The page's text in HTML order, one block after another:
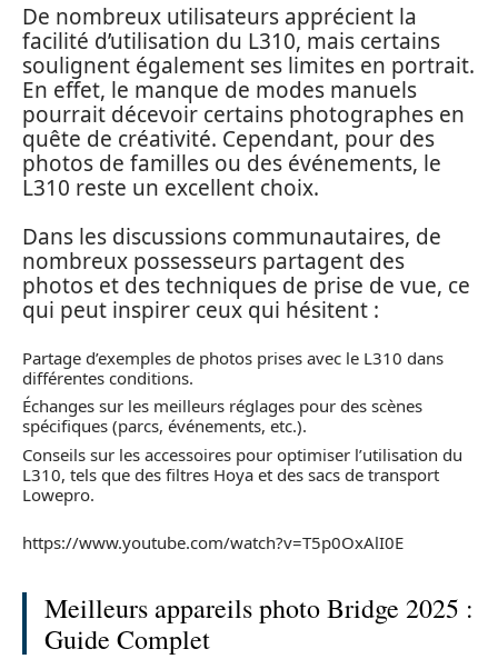
De nombreux utilisateurs apprécient la
facilité d’utilisation du L310, mais certains
soulignent également ses limites en portrait.
En effet, le manque de modes manuels
pourrait décevoir certains photographes en
quête de créativité. Cependant, pour des
photos de familles ou des événements, le
L310 reste un excellent choix.
Dans les discussions communautaires, de
nombreux possesseurs partagent des
photos et des techniques de prise de vue, ce
qui peut inspirer ceux qui hésitent :
Partage d’exemples de photos prises avec le L310 dans
différentes conditions.
Échanges sur les meilleurs réglages pour des scènes
spécifiques (parcs, événements, etc.).
Conseils sur les accessoires pour optimiser l’utilisation du
L310, tels que des filtres Hoya et des sacs de transport
Lowepro.
https://www.youtube.com/watch?v=T5p0OxAlI0E
Meilleurs appareils photo Bridge 2025 :
Guide Complet